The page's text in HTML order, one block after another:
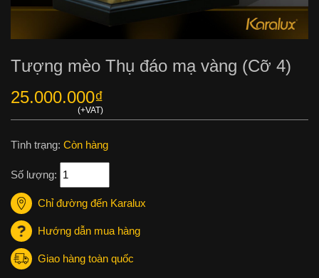
Tượng mèo Thụ đáo mạ vàng (Cỡ 4)
25.000.000₫
Tình trạng: Còn hàng
Số lượng:
Chỉ đường đến Karalux
Hướng dẫn mua hàng
Giao hàng toàn quốc